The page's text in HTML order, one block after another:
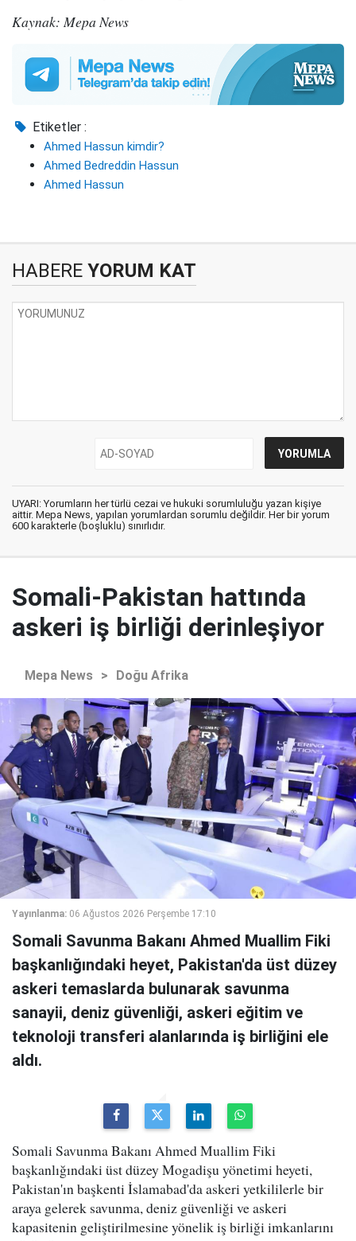
Kaynak: Mepa News
Etiketler :
Ahmed Hassun kimdir?
Ahmed Bedreddin Hassun
Ahmed Hassun
HABERE YORUM KAT
UYARI: Yorumların her türlü cezai ve hukuki sorumluluğu yazan kişiye
aittir. Mepa News, yapılan yorumlardan sorumlu değildir. Her bir yorum
600 karakterle (boşluklu) sınırlıdır.
Somali-Pakistan hattında
askeri iş birliği derinleşiyor
Mepa News > Doğu Afrika
Yayınlanma: 06 Ağustos 2026 Perşembe 17:10
Somali Savunma Bakanı Ahmed Muallim Fiki
başkanlığındaki heyet, Pakistan'da üst düzey
askeri temaslarda bulunarak savunma
sanayii, deniz güvenliği, askeri eğitim ve
teknoloji transferi alanlarında iş birliğini ele
aldı.
Somali Savunma Bakanı Ahmed Muallim Fiki
başkanlığındaki üst düzey Mogadişu yönetimi heyeti,
Pakistan'ın başkenti İslamabad'da askeri yetkililerle bir
araya gelerek savunma, deniz güvenliği ve askeri
kapasitenin geliştirilmesine yönelik iş birliği imkanlarını